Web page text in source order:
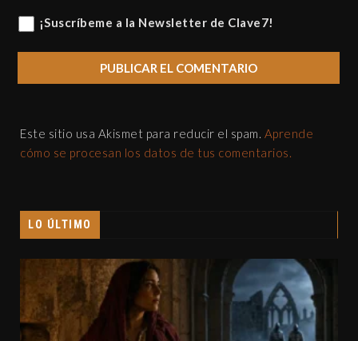
¡Suscríbeme a la Newsletter de Clave7!
Este sitio usa Akismet para reducir el spam. Aprende
cómo se procesan los datos de tus comentarios.
LO ÚLTIMO